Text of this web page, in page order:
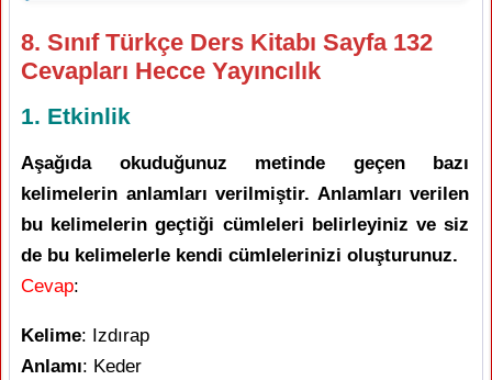
8. Sınıf Türkçe Ders Kitabı Sayfa 132
Cevapları Hecce Yayıncılık
1. Etkinlik
Aşağıda okuduğunuz metinde geçen bazı
kelimelerin anlamları verilmiştir. Anlamları verilen
bu kelimelerin geçtiği cümleleri belirleyiniz ve siz
de bu kelimelerle kendi cümlelerinizi oluşturunuz.
Cevap:
Kelime: Izdırap
Anlamı: Keder